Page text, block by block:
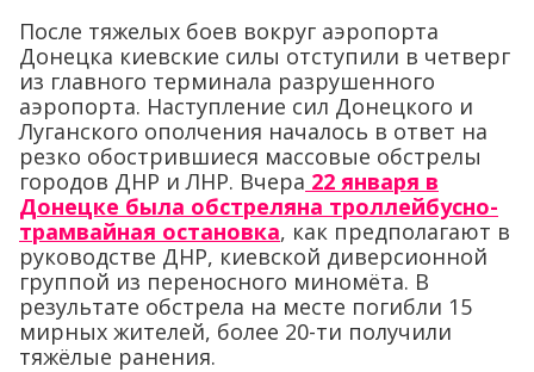
После тяжелых боев вокруг аэропорта
Донецка киевские силы отступили в четверг
из главного терминала разрушенного
аэропорта. Наступление сил Донецкого и
Луганского ополчения началось в ответ на
резко обострившиеся массовые обстрелы
городов ДНР и ЛНР. Вчера 22 января в
Донецке была обстреляна троллейбусно-
трамвайная остановка, как предполагают в
руководстве ДНР, киевской диверсионной
группой из переносного миномёта. В
результате обстрела на месте погибли 15
мирных жителей, более 20-ти получили
тяжёлые ранения.